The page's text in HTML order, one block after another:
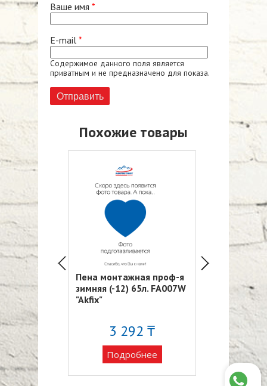
Ваше имя *
E-mail *
Содержимое данного поля является
приватным и не предназначено для показа.
Похожие товары
клей
₸
Пена монтажная проф-я
зимняя (-12) 65л. FA007W
"Akfix"
3 292 ₸
Подробнее
бытовая
2